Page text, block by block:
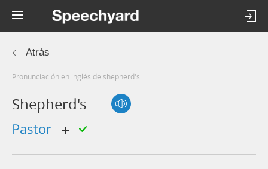
Atrás
Pronunciación en inglés de shepherd's
Shepherd's
pastor